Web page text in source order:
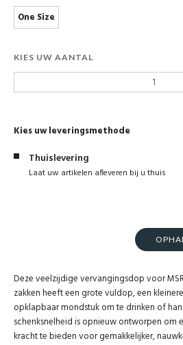
One Size
KIES UW AANTAL
Kies uw leveringsmethode
Thuislevering
Laat uw artikelen afleveren bij u thuis
Deze veelzijdige vervangingsdop voor
zakken heeft een grote vuldop, een
opklapbaar mondstuk om te drinken of
schenksnelheid is opnieuw ontworpen om
kracht te bieden voor gemakkelijker,